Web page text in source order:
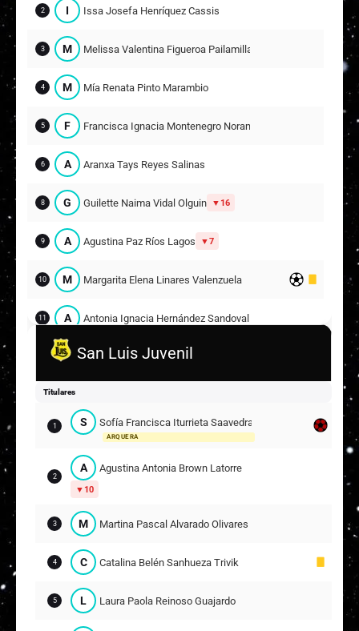
2 I Issa Josefa Henríquez Cassis
3 M Melissa Valentina Figueroa Pailamilla
4 M Mía Renata Pinto Marambio
5 F Francisca Ignacia Montenegro Norambuena
6 A Aranxa Tays Reyes Salinas
8 G Guilette Naima Vidal Olguin 16
9 A Agustina Paz Ríos Lagos 7
10 M Margarita Elena Linares Valenzuela
11 A Antonia Ignacia Hernández Sandoval
V Victoria Paz Ruíz Rodríguez
V Valentina Paz Mahan Rodríguez 9
Constanza Belén Durán Díaz
Santina Gianella Vásquez Pizarro
R Rafaela Belén Pérez Sanhueza
San Luis Juvenil
Titulares
1 S Sofía Francisca Iturrieta Saavedra
ARQUERA
2
A Agustina Antonia Brown Latorre
10
3 M Martina Pascal Alvarado Olivares
4 C Catalina Belén Sanhueza Trivik
5 L Laura Paola Reinoso Guajardo